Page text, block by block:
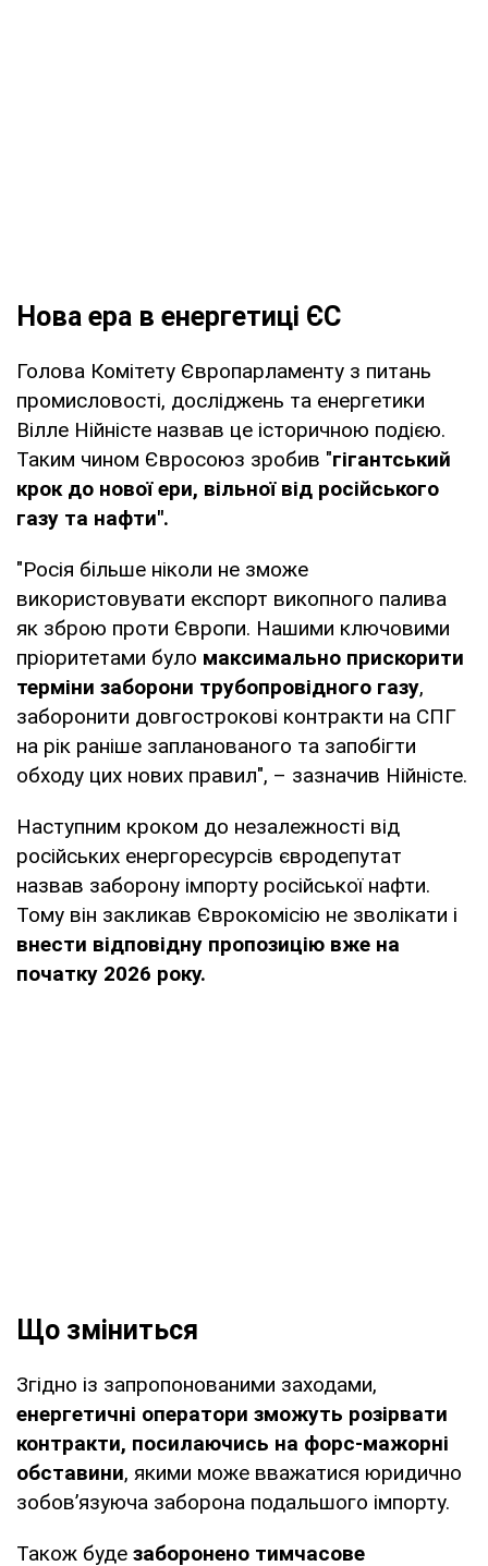
Нова ера в енергетиці ЄС
Голова Комітету Європарламенту з питань
промисловості, досліджень та енергетики
Вілле Нійністе назвав це історичною подією.
Таким чином Євросоюз зробив "гігантський
крок до нової ери, вільної від російського
газу та нафти".
"Росія більше ніколи не зможе
використовувати експорт викопного палива
як зброю проти Європи. Нашими ключовими
пріоритетами було максимально прискорити
терміни заборони трубопровідного газу,
заборонити довгострокові контракти на СПГ
на рік раніше запланованого та запобігти
обходу цих нових правил", – зазначив Нійністе.
Наступним кроком до незалежності від
російських енергоресурсів євродепутат
назвав заборону імпорту російської нафти.
Тому він закликав Єврокомісію не зволікати і
внести відповідну пропозицію вже на
початку 2026 року.
Що зміниться
Згідно із запропонованими заходами,
енергетичні оператори зможуть розірвати
контракти, посилаючись на форс-мажорні
обставини, якими може вважатися юридично
зобов’язуюча заборона подальшого імпорту.
Також буде заборонено тимчасове